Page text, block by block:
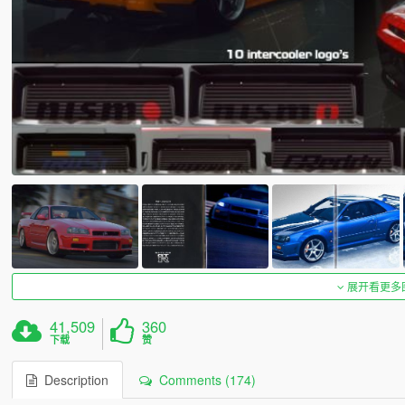
展开看更
41,509
下载
360
赞
Description Comments (174)